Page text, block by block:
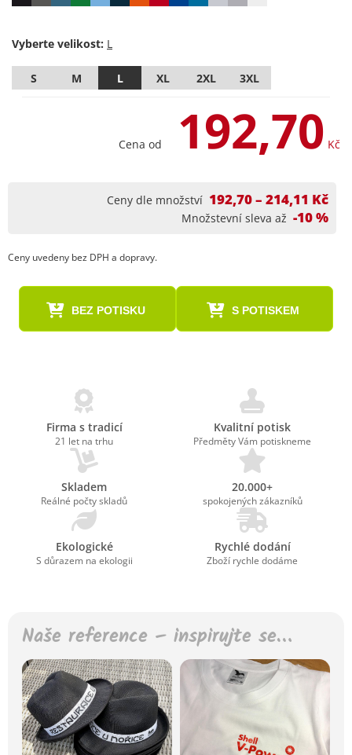
Vyberte velikost:
S M L XL 2XL 3XL
Cena od 192,70 Kč
Ceny dle množství 192,70 – 214,11 Kč
Množstevní sleva až -10 %
Ceny uvedeny bez DPH a dopravy.
BEZ POTISKU S POTISKEM
Firma s tradicí
21 let na trhu
Kvalitní potisk
Předměty Vám potiskneme
Skladem
Reálné počty skladů
20.000+
spokojených zákazníků
Ekologické
S důrazem na ekologii
Rychlé dodání
Zboží rychle dodáme
Naše reference – inspirujte se…